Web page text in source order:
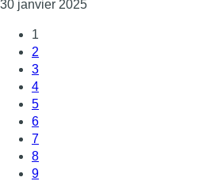
30 janvier 2025Consulter l'article
1
2
3
4
5
6
7
8
9